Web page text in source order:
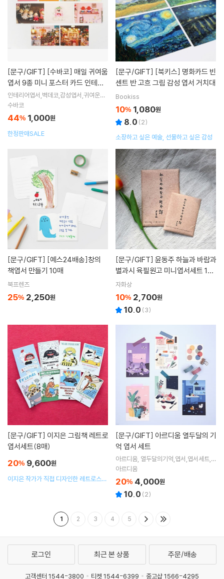
[문구/GIFT]
엽서 9종 미니 포스터 카드 인테리
어 사진 엽서 방 꾸미기 소품 벽 장
식
인테리어엽서,벽데코,감성엽서,귀여운엽
서,사진엽서,벽엽서
수바코
44% 1,000원
한정판매SALE
[문구/GIFT]
센트 반 고흐 그림 감성 엽서 거치대
Bookiss
10% 1,080원
8.0 (2)
소장하고 싶은 예술, 선물하고 싶은 감성
[문구/GIFT]
책엽서 만들기 10매
북프렌즈
25% 2,250원
[문구/GIFT]
별과시 육필원고 미니엽서세트 10p
(소)
자화상
10% 2,700원
10.0 (3)
[문구/GIFT]
엽서세트(8매)
20% 9,600원
이지은 작가가 직접 디자인한 레트로스타
[문구/GIFT]
억 엽서 세트
아르디움, 열두달의기억,엽서,엽서세트,아
르디움카드,카드,일러스트, 일러스트카드,
아르디움
20% 4,000원
10.0 (2)
1 2 3 4 5
로그인 최근 본 상품 주문/배송
고객센터 1544-3800 티켓 1544-6399 중고샵 1566-4295